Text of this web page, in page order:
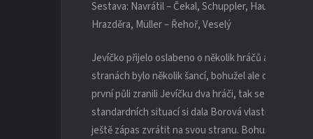
Sestava: Navrátil – Čekal, Schuppler, Haupt,
Hrazděra, Müller – Řehoř, Veselý
Jevíčko přijelo oslabeno o několik hráčů a na jeho
stranách bylo několik šancí, bohužel ale domácí
první půli zranili Jevíčku dva hráči, tak se mužstvo
standardních situací si dala Borová vlastní branku.
ještě zápas zvrátit na svou stranu. Bohužel ale